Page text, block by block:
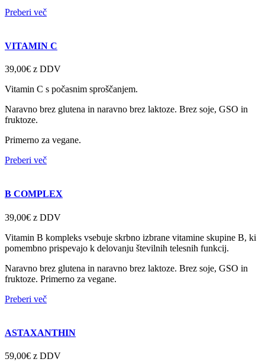
Preberi več
VITAMIN C
39,00€ z DDV
Vitamin C s počasnim sproščanjem.
Naravno brez glutena in naravno brez laktoze. Brez soje, GSO in
fruktoze.
Primerno za vegane.
Preberi več
B COMPLEX
39,00€ z DDV
Vitamin B kompleks vsebuje skrbno izbrane vitamine skupine B, ki
pomembno prispevajo k delovanju številnih telesnih funkcij.
Naravno brez glutena in naravno brez laktoze. Brez soje, GSO in
fruktoze. Primerno za vegane.
Preberi več
ASTAXANTHIN
59,00€ z DDV